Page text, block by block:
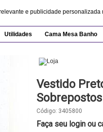
e publicidade
Utilidades Cama Mesa Banho
Vestido
Sobrepostos
Código: 3405800
Faça seu login ou